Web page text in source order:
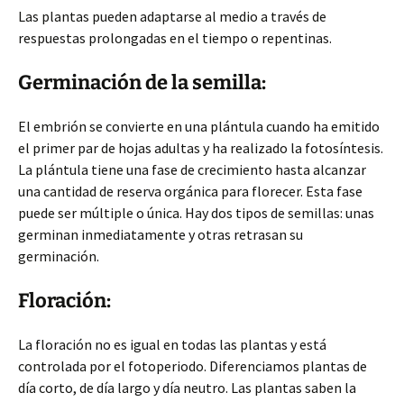
Las plantas pueden adaptarse al medio a través de
respuestas prolongadas en el tiempo o repentinas.
Germinación de la semilla:
El embrión se convierte en una plántula cuando ha emitido
el primer par de hojas adultas y ha realizado la fotosíntesis.
La plántula tiene una fase de crecimiento hasta alcanzar
una cantidad de reserva orgánica para florecer. Esta fase
puede ser múltiple o única. Hay dos tipos de semillas: unas
germinan inmediatamente y otras retrasan su
germinación.
Floración:
La floración no es igual en todas las plantas y está
controlada por el fotoperiodo. Diferenciamos plantas de
día corto, de día largo y día neutro. Las plantas saben la